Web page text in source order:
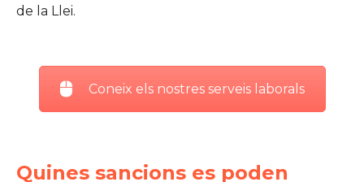
de la Llei.
Coneix els nostres serveis laborals
Quines sancions es poden